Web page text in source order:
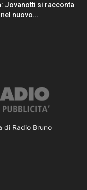
Jovanotti si racconta
nuovo...
di Radio Bruno